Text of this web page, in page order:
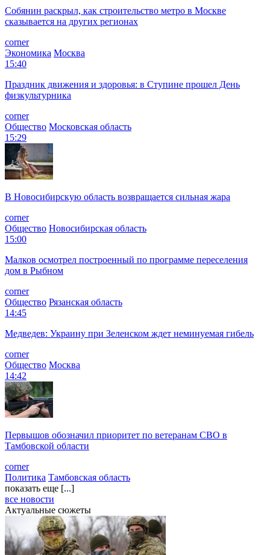
Собянин раскрыл, как строительство метро в Москве
сказывается на других регионах
corner
Экономика Москва
15:40
Праздник движения и здоровья: в Ступине прошел День
физкультурника
corner
Общество Московская область
15:29
В Новосибирскую область возвращается сильная жара
corner
Общество Новосибирская область
15:00
Малков осмотрел построенный по программе переселения
дом в Рыбном
corner
Общество Рязанская область
14:45
Медведев: Украину при Зеленском ждет неминуемая гибель
corner
Общество Москва
14:42
Первышов обозначил приоритет по ветеранам СВО в
Тамбовской области
corner
Политика Тамбовская область
показать еще [...]
все новости
Актуальные сюжеты